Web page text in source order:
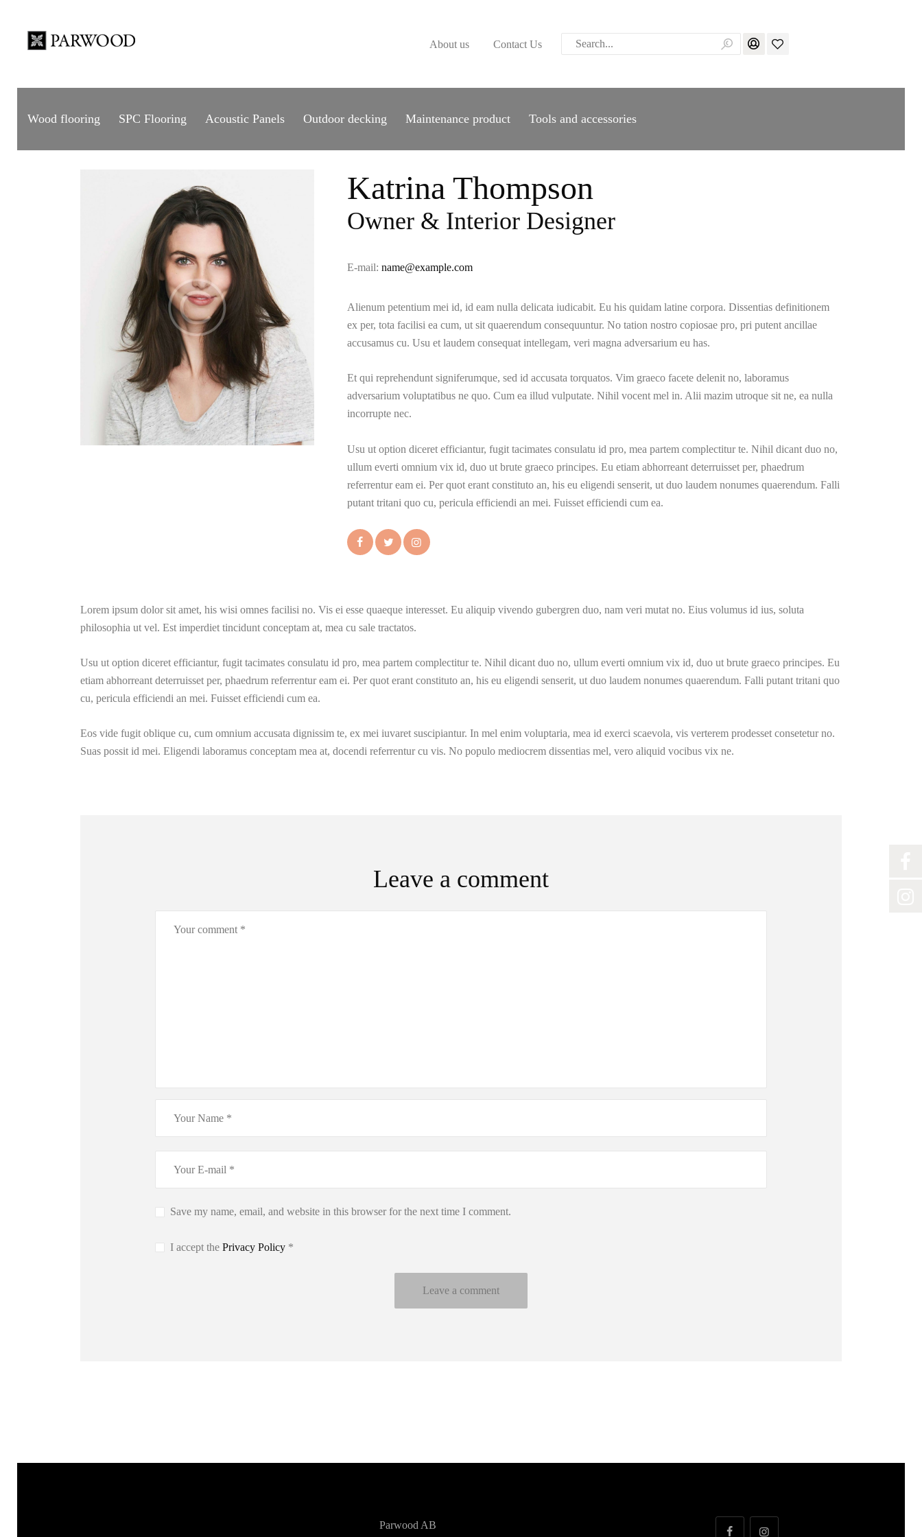
About us Contact Us
Wood flooring SPC Flooring Acoustic Panels Outdoor decking Maintenance product Tools and accessories
WOOD FLOORING
SPC FLOORING
ACOUSTIC PANELS
OUTDOOR DECKING
PRODUCT
TOOLS AND
ACCESSORIES
Katrina Thompson
Owner & Interior Designer
E-mail: name@example.com
Alienum petentium mei id, id eam nulla delicata iudicabit. Eu his quidam latine corpora. Dissentias definitionem
ex per, tota facilisi ea cum, ut sit quaerendum consequuntur. No tation nostro copiosae pro, pri putent ancillae
accusamus cu. Usu et laudem consequat intellegam, veri magna adversarium eu has.
Et qui reprehendunt signiferumque, sed id accusata torquatos. Vim graeco facete delenit no, laboramus
adversarium voluptatibus ne quo. Cum ea illud vulputate. Nihil vocent mel in. Alii mazim utroque sit ne, ea nulla
incorrupte nec.
Usu ut option diceret efficiantur, fugit tacimates consulatu id pro, mea partem complectitur te. Nihil dicant duo no,
ullum everti omnium vix id, duo ut brute graeco principes. Eu etiam abhorreant deterruisset per, phaedrum
referrentur eam ei. Per quot erant constituto an, his eu eligendi senserit, ut duo laudem nonumes quaerendum. Falli
putant tritani quo cu, pericula efficiendi an mei. Fuisset efficiendi cum ea.
Lorem ipsum dolor sit amet, his wisi omnes facilisi no. Vis ei esse quaeque interesset. Eu aliquip vivendo gubergren duo, nam veri mutat no. Eius volumus id ius, soluta
philosophia ut vel. Est imperdiet tincidunt conceptam at, mea cu sale tractatos.
Usu ut option diceret efficiantur, fugit tacimates consulatu id pro, mea partem complectitur te. Nihil dicant duo no, ullum everti omnium vix id, duo ut brute graeco principes. Eu
etiam abhorreant deterruisset per, phaedrum referrentur eam ei. Per quot erant constituto an, his eu eligendi senserit, ut duo laudem nonumes quaerendum. Falli putant tritani quo
cu, pericula efficiendi an mei. Fuisset efficiendi cum ea.
Eos vide fugit oblique cu, cum omnium accusata dignissim te, ex mei iuvaret suscipiantur. In mel enim voluptaria, mea id exerci scaevola, vis verterem prodesset consetetur no.
Suas possit id mei. Eligendi laboramus conceptam mea at, docendi referrentur cu vis. No populo mediocrem dissentias mel, vero aliquid vocibus vix ne.
Leave a comment
Save my name, email, and website in this browser for the next time I comment.
I accept thePrivacy Policy *
Parwood AB